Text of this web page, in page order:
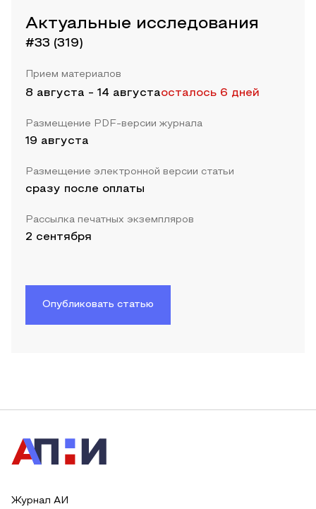
Актуальные исследования
#33 (319)
Прием материалов
8 августа - 14 августаосталось 6 дней
Размещение PDF-версии журнала
19 августа
Размещение электронной версии статьи
сразу после оплаты
Рассылка печатных экземпляров
2 сентября
Опубликовать статью
Журнал АИ